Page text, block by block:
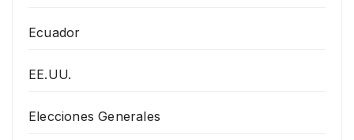
Ecuador
EE.UU.
Elecciones Generales